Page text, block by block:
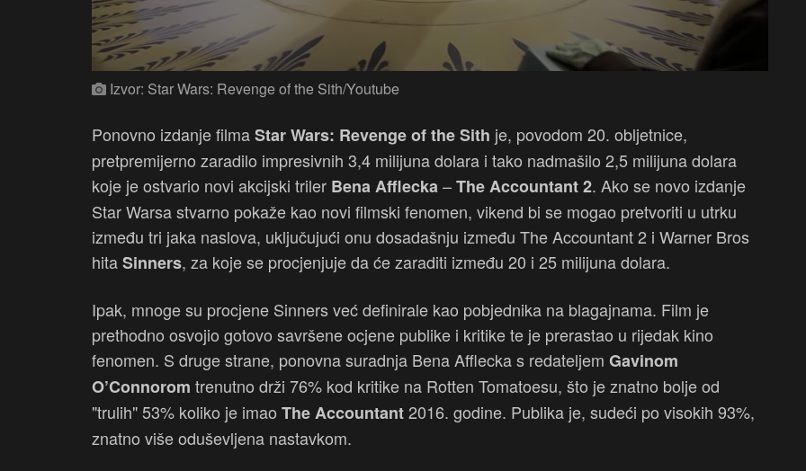
Izvor: Star Wars: Revenge of the Sith/Youtube
Ponovno izdanje filmaStar Wars: Revenge of the Sith je, povodom 20. obljetnice,
pretpremijerno zaradilo impresivnih 3,4 milijuna dolara i tako nadmašilo 2,5 milijuna dolara
koje je ostvario novi akcijski triler Bena Afflecka–The Accountant 2. Ako se novo izdanje
Star Warsa stvarno pokaže kao novi filmski fenomen, vikend bi se mogao pretvoriti u utrku
između tri jaka naslova, uključujući onu dosadašnju između The Accountant 2 i Warner Bros
hitaSinners, za koje se procjenjuje da će zaraditi između 20 i 25 milijuna dolara.
Ipak, mnoge su procjene Sinners već definirale kao pobjednika na blagajnama. Film je
prethodno osvojio gotovo savršene ocjene publike i kritike te je prerastao u rijedak kino
fenomen. S druge strane, ponovna suradnja Bena Afflecka s redateljem Gavinom
O’Connorom trenutno drži 76% kod kritike na Rotten Tomatoesu, što je znatno bolje od
"trulih" 53% koliko je imao The Accountant2016. godine. Publika je, sudeći po visokih 93%,
znatno više oduševljena nastavkom.